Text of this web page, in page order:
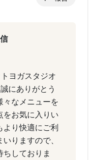
ヨガスタジオ
にありがとう
々なメニューを
をお気に入りい
より快適にご利
りますので、
ちしておりま